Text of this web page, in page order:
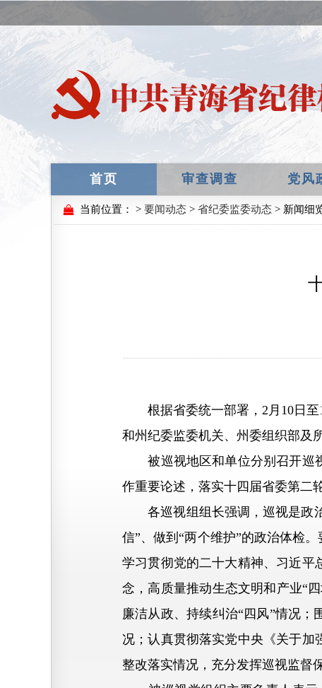
首页 审查调查 党风
当前位置： > 要闻动态 > 省纪委监委动态 > 新闻细
根据省委统一部署，2月10日至
和州纪委监委机关、州委组织部及
被巡视地区和单位分别召开巡视
作重要论述，落实十四届省委第二
各巡视组组长强调，巡视是政治
信”、做到“两个维护”的政治体检
学习贯彻党的二十大精神、习近平
念，高质量推动生态文明和产业“
廉洁从政、持续纠治“四风”情况
况；认真贯彻落实党中央《关于加
整改落实情况，充分发挥巡视监督